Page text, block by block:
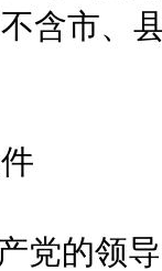
含市、
的领导